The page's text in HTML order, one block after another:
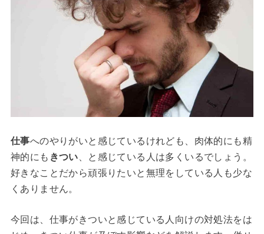
仕事へのやりがいと感じているけれども、肉体的にも精
神的にも きつい 、と感じている人は多くいるでしょう。
好きなことだから頑張りたいと無理をしている人も少な
くありません。
今回は、仕事がきついと感じている人向けの対処法をは